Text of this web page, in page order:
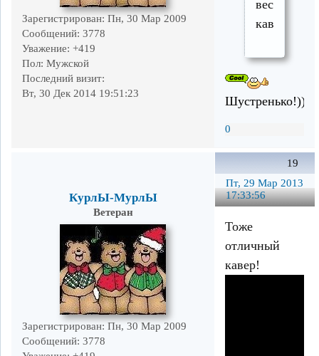
Зарегистрирован: Пн, 30 Мар 2009
Сообщений: 3778
Уважение: +419
Пол: Мужской
Последний визит:
Вт, 30 Дек 2014 19:51:23
веселый
кавер.
Шустренько!))
0
19
Пт, 29 Мар 2013
17:33:56
КурлЫ-МурлЫ
Ветеран
Зарегистрирован: Пн, 30 Мар 2009
Сообщений: 3778
Тоже
отличный
кавер!